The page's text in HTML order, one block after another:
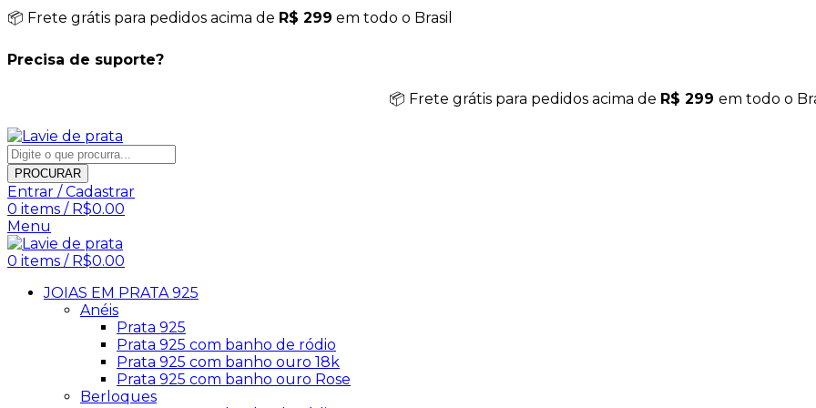
📦 Frete grátis para pedidos acima de R$ 299 em todo o Brasil
Precisa de suporte?
📦 Frete grátis para pedidos acima de R$ 299 em todo o
PROCURAR
Entrar / Cadastrar
0 items / R$0.00
Menu
0 items / R$0.00
JOIAS EM PRATA 925
Anéis
Prata 925
Prata 925 com banho de ródio
Prata 925 com banho ouro 18k
Prata 925 com banho ouro Rose
Berloques